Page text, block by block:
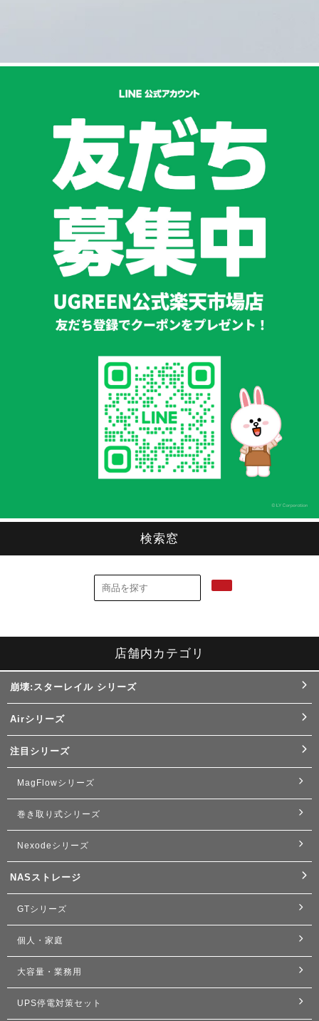
検索窓
店舗内カテゴリ
崩壊:スターレイル シリーズ
Airシリーズ
注目シリーズ
MagFlowシリーズ
巻き取り式シリーズ
Nexodeシリーズ
NASストレージ
GTシリーズ
個人・家庭
大容量・業務用
UPS停電対策セット